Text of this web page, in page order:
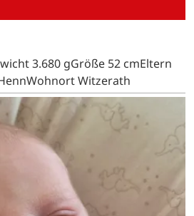
3.680 gGröße 52 cmEltern
Witzerath